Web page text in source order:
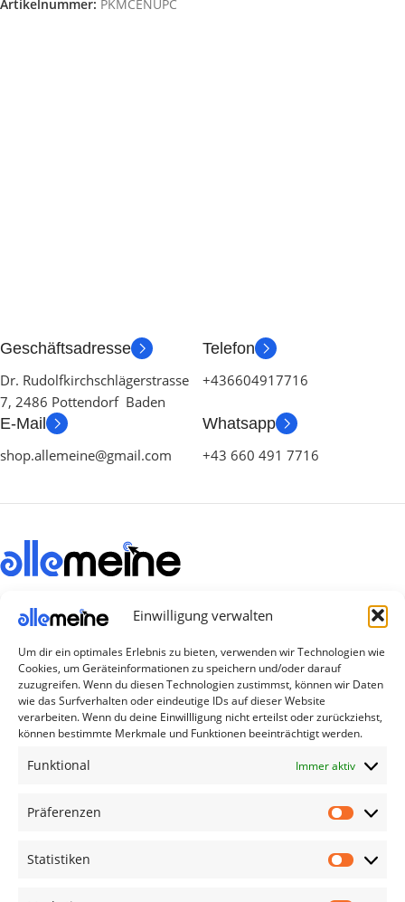
Einwilligung verwalten
Um dir ein optimales Erlebnis zu bieten, verwenden wir Technologien wie
Cookies, um Geräteinformationen zu speichern und/oder darauf
zuzugreifen. Wenn du diesen Technologien zustimmst, können wir Daten
wie das Surfverhalten oder eindeutige IDs auf dieser Website
verarbeiten. Wenn du deine Einwillligung nicht erteilst oder zurückziehst,
können bestimmte Merkmale und Funktionen beeinträchtigt werden.
Funktional Immer aktiv
Präferenzen
Statistiken
Artikelnummer: PKMCENUPC
Geschäftsadresse
Dr. Rudolfkirchschlägerstrasse
7, 2486 Pottendorf Baden
Telefon
+436604917716
E-Mail
shop.allemeine@gmail.com
Whatsapp
+43 660 491 7716
erreichen können, sind gleichzeitig mit der
Abonnieren Sie uns
TV Zubehör
Smartwatch Zubehör
Airpod Zubehör